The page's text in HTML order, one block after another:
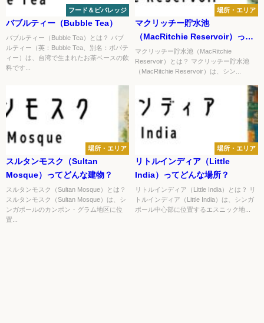
フード＆ビバレッジ
バブルティー（Bubble Tea）
バブルティー（Bubble Tea）とは？ バブ
ルティー（英：Bubble Tea、別名：ボバテ
ィー）は、台湾で生まれたお茶ベースの飲
料です...
場所・エリア
マクリッチー貯水池
（MacRitchie Reservoir）って
どんな場所？
マクリッチー貯水池（MacRitchie
Reservoir）とは？ マクリッチー貯水池
（MacRitchie Reservoir）は、シン...
場所・エリア
スルタンモスク（Sultan
Mosque）ってどんな建物？
スルタンモスク（Sultan Mosque）とは？
スルタンモスク（Sultan Mosque）は、シ
ンガポールのカンポン・グラム地区に位
置...
場所・エリア
リトルインディア（Little
India）ってどんな場所？
リトルインディア（Little India）とは？ リ
トルインディア（Little India）は、シンガ
ポール中心部に位置するエスニック地...